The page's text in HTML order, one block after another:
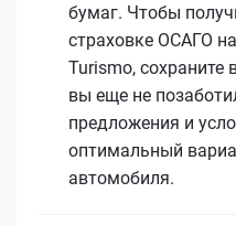
бумаг. Чтобы
страховке ОСАГО
Turismo, сохраните
вы еще не
предложения и
оптимальный
автомобиля.